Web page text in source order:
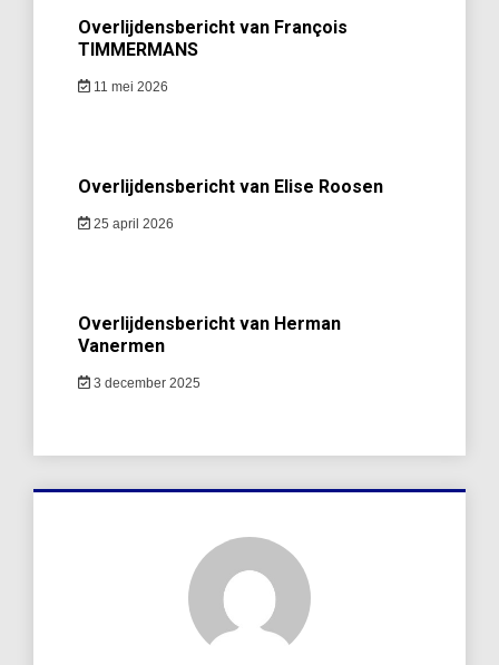
Overlijdensbericht van François
TIMMERMANS
11 mei 2026
Overlijdensbericht van Elise Roosen
25 april 2026
Overlijdensbericht van Herman
Vanermen
3 december 2025